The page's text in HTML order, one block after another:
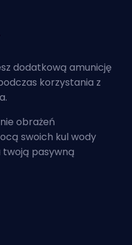
dodatkową amunicję
korzystania z
obrażeń
swoich kul wody
twoją pasywną